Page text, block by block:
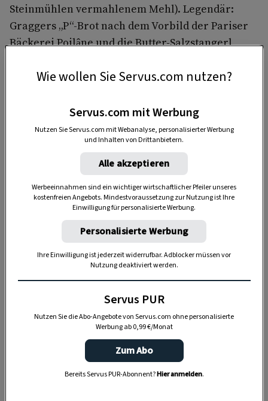
Steinmühlen vermahlenem Mehl). Legendär:
Graggers „P“-Brot nach dem Vorbild der Pariser
Bäckerei Poilâne und die Butter-Salzstangerl,
verankert gehörten.
Anzeige
Wie wollen Sie Servus.com nutzen?
Servus.com mit Werbung
Nutzen Sie Servus.com mit Webanalyse, personalisierter Werbung
und Inhalten von Drittanbietern.
Alle akzeptieren
Werbeeinnahmen sind ein wichtiger wirtschaftlicher Pfeiler unseres
kostenfreien Angebots. Mindestvoraussetzung zur Nutzung ist Ihre
Einwilligung für personalisierte Werbung.
Personalisierte Werbung
Ihre Einwilligung ist jederzeit widerrufbar. Adblocker müssen vor
Nutzung deaktiviert werden.
Servus PUR
Nutzen Sie die Abo-Angebote von Servus.com ohne personalisierte
Werbung ab 0,99 €/Monat
Zum Abo
Bereits Servus PUR-Abonnent?Hier anmelden.